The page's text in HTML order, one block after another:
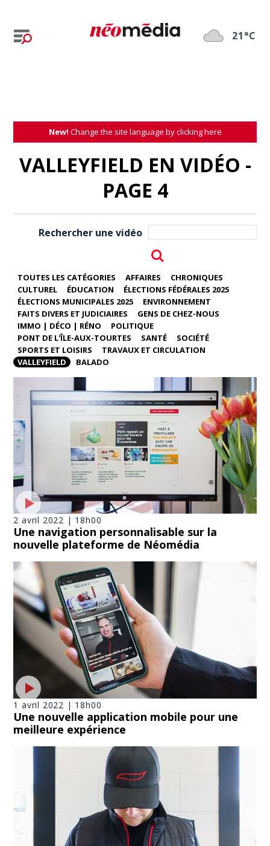
21°C
New! Change the site language by clicking here
VALLEYFIELD EN VIDÉO -
PAGE 4
Rechercher une vidéo
TOUTES LES CATÉGORIES AFFAIRES
CHRONIQUES
CULTUREL
ÉDUCATION
ÉLECTIONS FÉDÉRALES 2025
ÉLECTIONS MUNICIPALES 2025
ENVIRONNEMENT
FAITS DIVERS ET JUDICIAIRES
GENS DE CHEZ-NOUS
IMMO | DÉCO | RÉNO
POLITIQUE
PONT DE L'ÎLE-AUX-TOURTES
SANTÉ
SOCIÉTÉ
SPORTS ET LOISIRS
TRAVAUX ET CIRCULATION
VALLEYFIELD
BALADO
2 avril 2022 | 18h00
Une navigation personnalisable sur la
nouvelle plateforme de Néomédia
1 avril 2022 | 18h00
Une nouvelle application mobile pour une
meilleure expérience